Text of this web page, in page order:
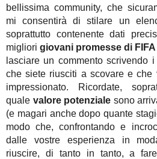
bellissima community, che
mi consentirà di stilare un
soprattutto contenente dati
migliori giovani promesse di FIFA
lasciare un commento scrivendo
che siete riusciti a scovare e che
impressionato. Ricordate,
quale valore potenziale sono
(e magari anche dopo quante
modo che, confrontando e
dalle vostre esperienza in
riuscire, di tanto in tanto, a